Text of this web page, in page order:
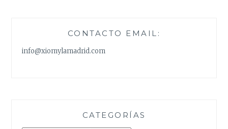
CONTACTO EMAIL:
info@xiomylamadrid.com
CATEGORÍAS